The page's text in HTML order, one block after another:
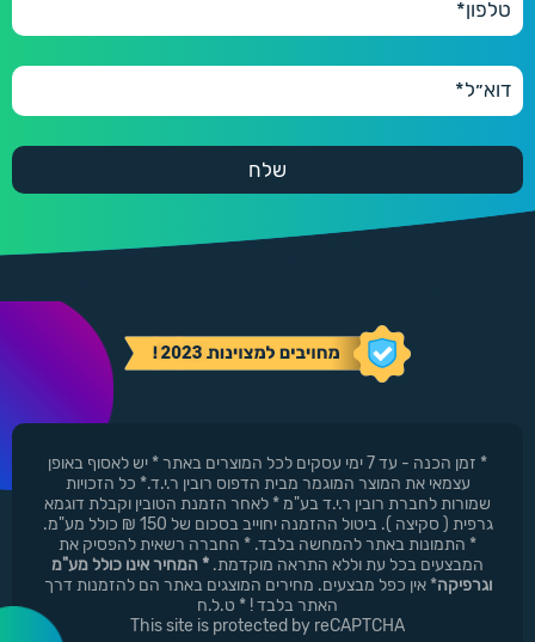
* זמן הכנה - עד 7 ימי עסקים לכל המוצרים באתר * יש לאסוף באופן
עצמאי את המוצר המוגמר מבית הדפוס רובין ר.י.ד.* כל הזכויות
שמורות לחברת רובין ר.י.ד בע"מ * לאחר הזמנת הטובין וקבלת דוגמא
גרפית ( סקיצה ). ביטול ההזמנה יחוייב בסכום של 150 ₪ כולל מע"מ.
* התמונות באתר להמחשה בלבד. * החברה רשאית להפסיק את
המבצעים בכל עת וללא התראה מוקדמת. * המחיר אינו כולל מע"מ
וגרפיקה* אין כפל מבצעים. מחירים המוצגים באתר הם להזמנות דרך
האתר בלבד ! * ט.ל.ח
This site is protected by reCAPTCHA